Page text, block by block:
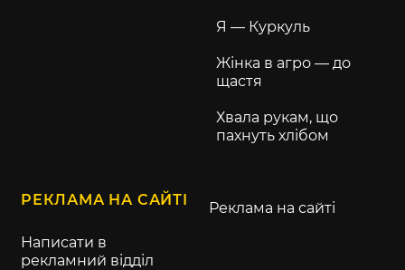
Я — Куркуль
Жінка в агро — до
щастя
Хвала рукам, що
пахнуть хлібом
РЕКЛАМА НА САЙТІ
Написати в
рекламний відділ
Реклама на сайті